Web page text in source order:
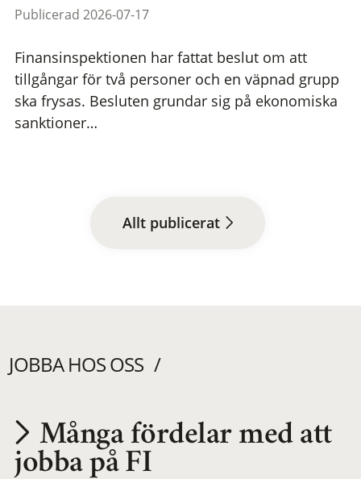
Publicerad 2026-07-17
Finansinspektionen har fattat beslut om att
tillgångar för två personer och en väpnad grupp
ska frysas. Besluten grundar sig på ekonomiska
sanktioner…
Allt publicerat
JOBBA HOS OSS
Utvecklas på en
Många fördelar med att
jobba på FI